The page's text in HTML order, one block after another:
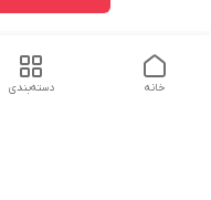
دسته‌بندی خانه